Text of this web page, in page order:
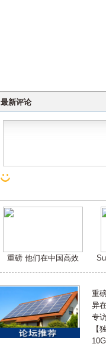
最新评论
重磅 他们在中国高效
重
异
专
【